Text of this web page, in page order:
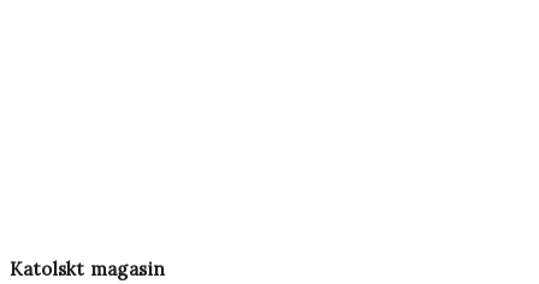
Katolskt magasin